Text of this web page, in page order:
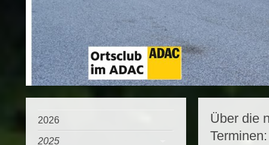
Über die
Terminen:
2026
2025